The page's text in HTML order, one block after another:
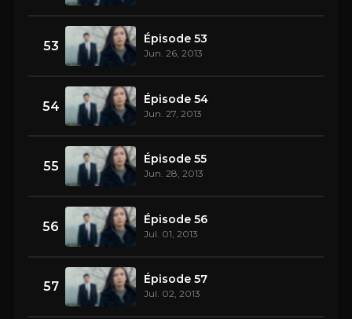
53 Épisode 53
Jun. 26, 2013
54 Épisode 54
Jun. 27, 2013
55 Épisode 55
Jun. 28, 2013
56 Épisode 56
Jul. 01, 2013
57 Épisode 57
Jul. 02, 2013